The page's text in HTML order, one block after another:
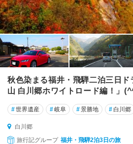
秋色染まる福井・飛騨二泊三日
山 白川郷ホワイトロード編！」
#世界遺産 #岐阜 #景勝地 # 白川郷
白川郷
旅行記グループ 福井・飛騨2泊3日の旅